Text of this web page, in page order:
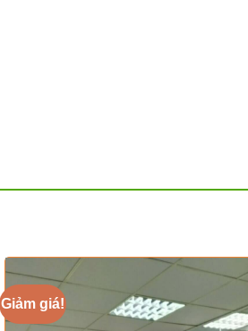
Giảm giá!